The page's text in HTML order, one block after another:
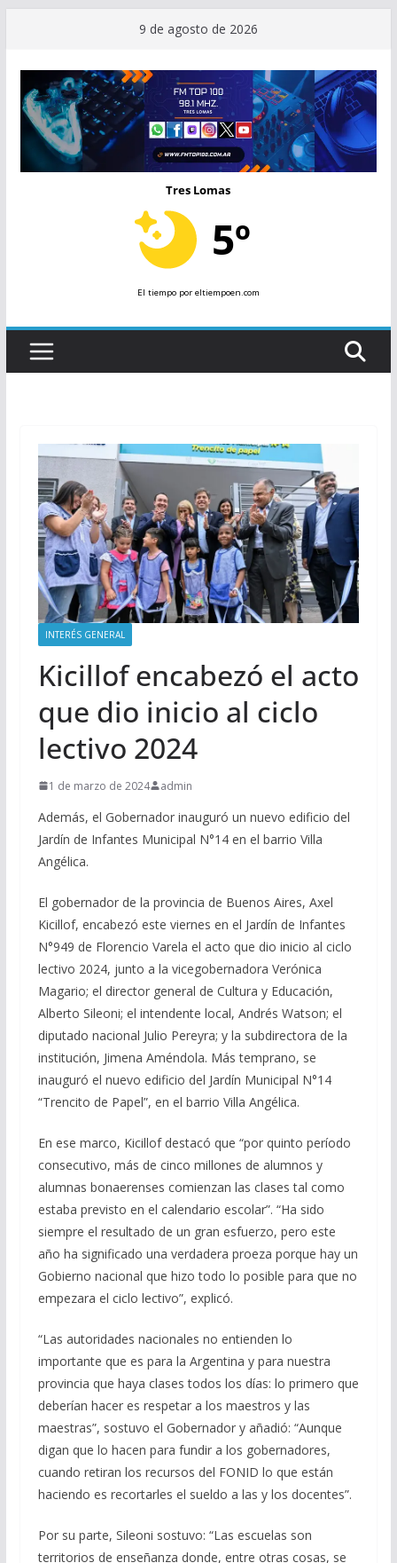
contenido
9 de agosto de 2026
Tres Lomas
5º
El tiempopor eltiempoen.com
INTERÉS GENERAL
Kicillof encabezó el acto
que dio inicio al ciclo
lectivo 2024
1 de marzo de 2024 admin
Además, el Gobernador inauguró un nuevo edificio del
Jardín de Infantes Municipal N°14 en el barrio Villa
Angélica.
El gobernador de la provincia de Buenos Aires, Axel
Kicillof, encabezó este viernes en el Jardín de Infantes
N°949 de Florencio Varela el acto que dio inicio al ciclo
lectivo 2024, junto a la vicegobernadora Verónica
Magario; el director general de Cultura y Educación,
Alberto Sileoni; el intendente local, Andrés Watson; el
diputado nacional Julio Pereyra; y la subdirectora de la
institución, Jimena Améndola. Más temprano, se
inauguró el nuevo edificio del Jardín Municipal N°14
“Trencito de Papel”, en el barrio Villa Angélica.
En ese marco, Kicillof destacó que “por quinto período
consecutivo, más de cinco millones de alumnos y
alumnas bonaerenses comienzan las clases tal como
estaba previsto en el calendario escolar”. “Ha sido
siempre el resultado de un gran esfuerzo, pero este
año ha significado una verdadera proeza porque hay un
Gobierno nacional que hizo todo lo posible para que no
empezara el ciclo lectivo”, explicó.
“Las autoridades nacionales no entienden lo
importante que es para la Argentina y para nuestra
provincia que haya clases todos los días: lo primero que
deberían hacer es respetar a los maestros y las
maestras”, sostuvo el Gobernador y añadió: “Aunque
digan que lo hacen para fundir a los gobernadores,
cuando retiran los recursos del FONID lo que están
haciendo es recortarles el sueldo a las y los docentes”.
Por su parte, Sileoni sostuvo: “Las escuelas son
territorios de enseñanza donde, entre otras cosas, se